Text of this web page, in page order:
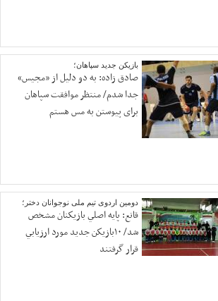
بازیکن جدید سپاهان؛
صادق زاده: به دو دلیل از «مجیس»
جدا شدم/ منتظر موافقت سپاهان
برای پیوستن به مس هستم
دومین اردوی تیم ملی نوجوانان دختر؛
قانع: پايه اصلي بازيكنان مشخص
شد/ ١٠بازيكن جديد مورد ارزيابي
قرار گرفتند